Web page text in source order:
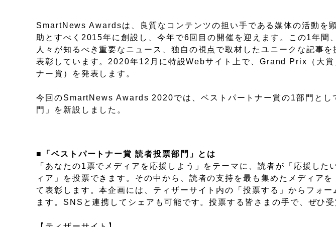
SmartNews Awardsは、良質なコンテンツの担い手である媒体の活動を
助とすべく2015年に創設し、今年で6回目の開催を迎えます。この1年間
人々が知るべき重要なニュース、独自の視点で取材したユニークな記事
表彰しています。2020年12月に特設Webサイト上で、Grand Prix（大
ナー賞）を発表します。
今回のSmartNews Awards 2020では、ベストパートナー賞の1部門とし
門」を新設しました。
■「ベストパートナー賞 読者投票部門」とは
「あなたの1票でメディアを応援しよう」をテーマに、読者が「応援し
ィア」を投票できます。その中から、読者の支持を最も集めたメディア
て表彰します。本企画には、ティザーサイト内の「投票する」からフォ
ます。SNSと連携してシェアも可能です。投票する皆さまの手で、ぜひ